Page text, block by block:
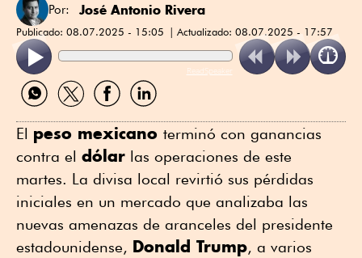
Por: José Antonio Rivera
Publicado: 08.07.2025 - 15:05 Actualizado: 08.07.2025 - 17:57
ReadSpeaker
Compartir
por
Compartir
por
Compartir
por
Compartir
por
El peso mexicano terminó con ganancias
contra el dólar las operaciones de este
martes. La divisa local revirtió sus pérdidas
iniciales en un mercado que analizaba las
nuevas amenazas de aranceles del presidente
estadounidense, Donald Trump, a varios